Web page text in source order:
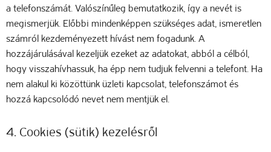
a telefonszámát. Valószínűleg bemutatkozik, így a nevét is
megismerjük. Előbbi mindenképpen szükséges adat, ismeretlen
számról kezdeményezett hívást nem fogadunk. A
hozzájárulásával kezeljük ezeket az adatokat, abból a célból,
hogy visszahívhassuk, ha épp nem tudjuk felvenni a telefont. Ha
nem alakul ki közöttünk üzleti kapcsolat, telefonszámot és
hozzá kapcsolódó nevet nem mentjük el.
4. Cookies (sütik) kezelésről